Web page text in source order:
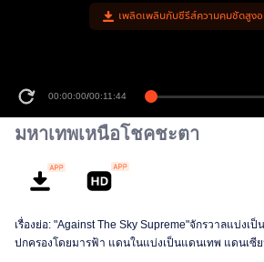
เพลิดเพลินกับซีรีส์ความคมชัดสูงอ
00:00:00/00:11:44
มหาเทพเหนือโชคชะตา
เรื่องย่อ: "Against The Sky Supreme"จักรวาลแบ่ง
ปกครองโดยมารฟ้า แดนในแบ่งเป็นแดนเทพ แดนเซีย